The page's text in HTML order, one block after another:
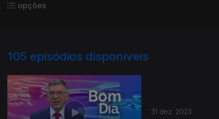
opções
105 episódios disponíveis
31 dez. 2023